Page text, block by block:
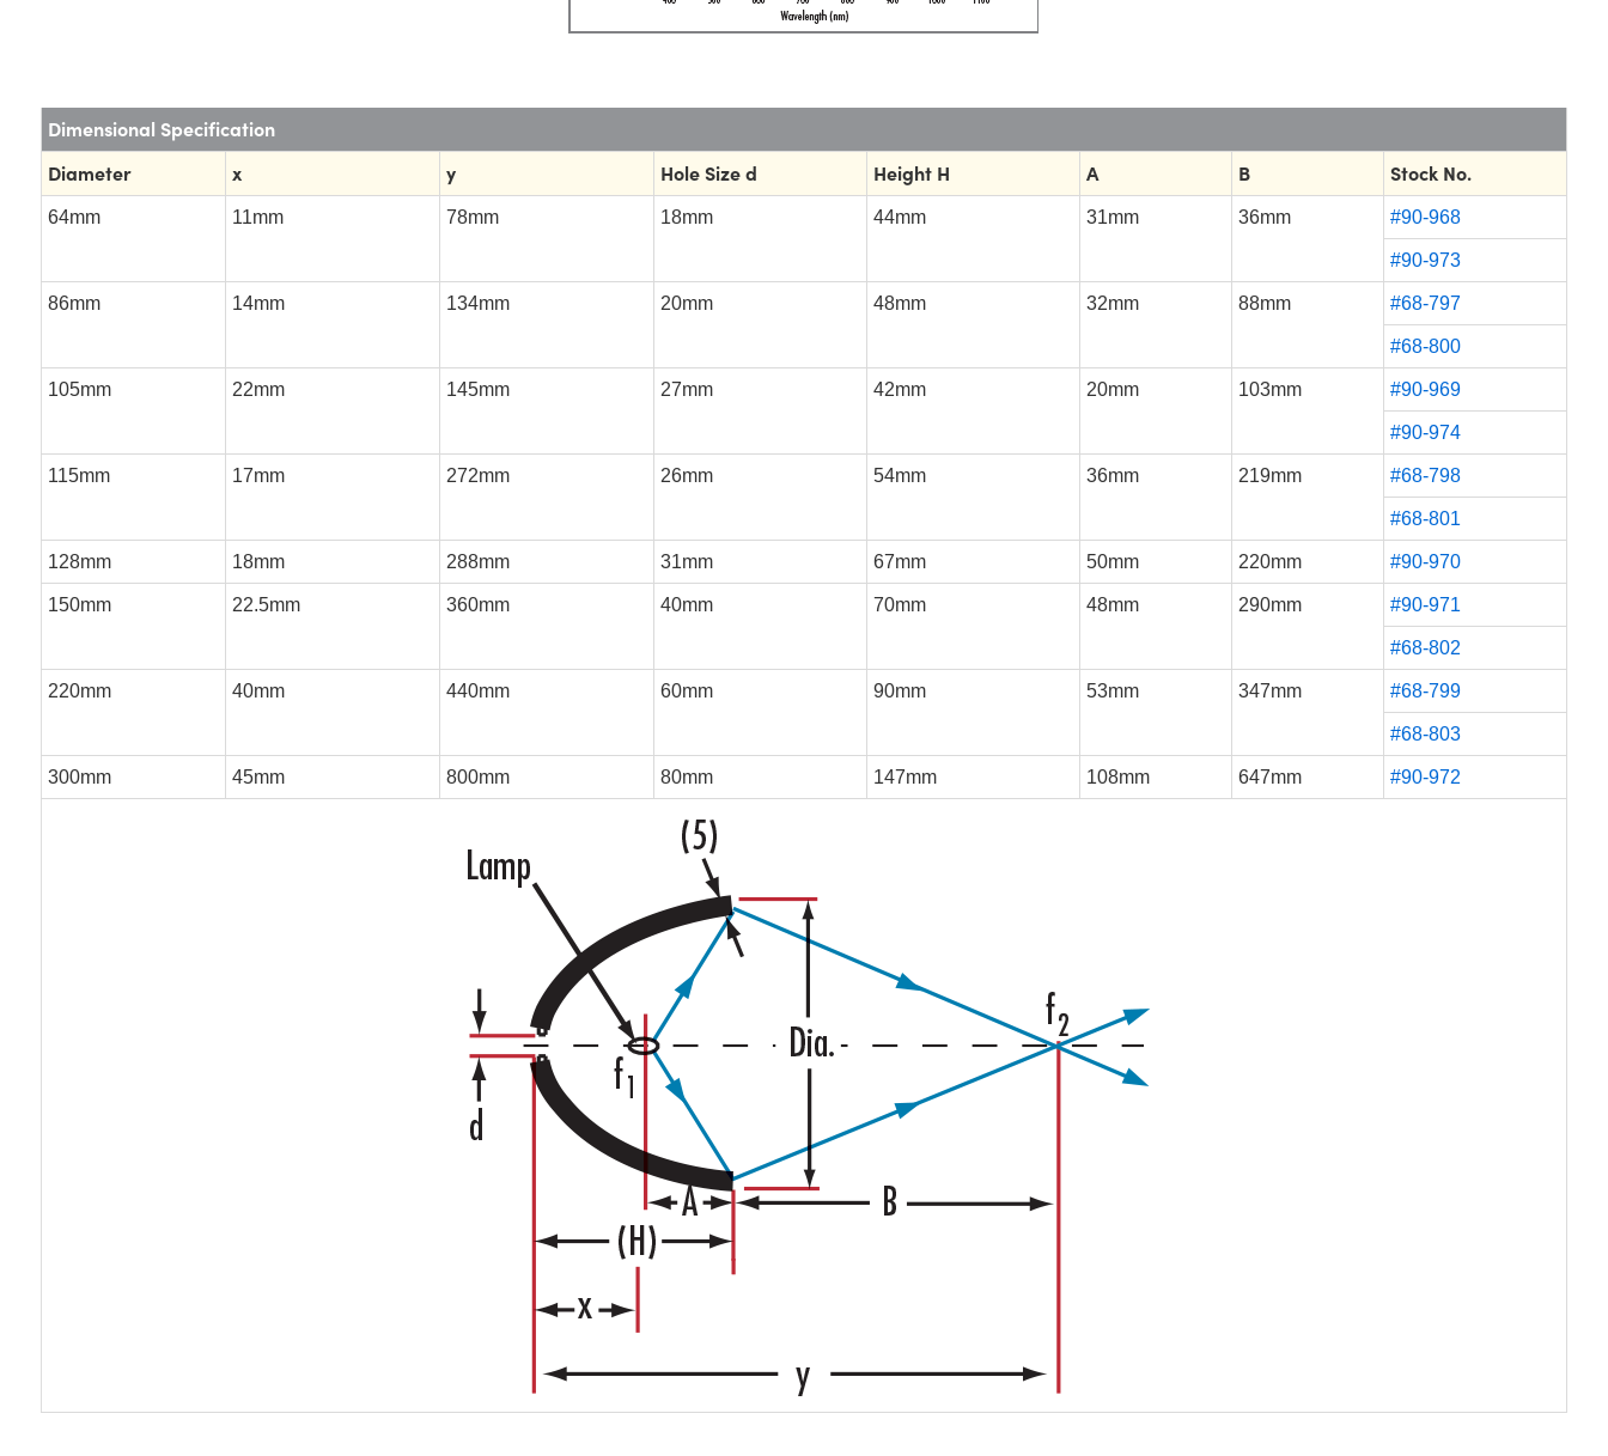
Dimensional Specification
Diameter
x y Hole Size d Height H A B Stock No.
64mm 11mm 78mm 18mm 44mm 31mm 36mm #90-968
#90-973
86mm 14mm 134mm 20mm 48mm 32mm 88mm #68-797
#68-800
105mm 22mm 145mm 27mm 42mm 20mm 103mm #90-969
#90-974
115mm 17mm 272mm 26mm 54mm 36mm 219mm #68-798
#68-801
128mm 18mm 288mm 31mm 67mm 50mm 220mm #90-970
150mm 22.5mm 360mm 40mm 70mm 48mm 290mm #90-971
#68-802
220mm 40mm 440mm 60mm 90mm 53mm 347mm #68-799
#68-803
300mm 45mm 800mm 80mm 147mm 108mm 647mm #90-972